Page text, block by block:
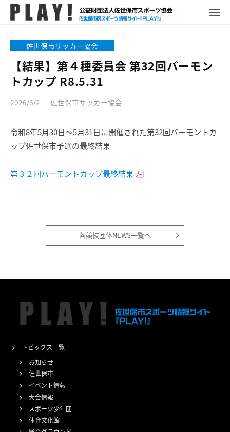
L
A
!
世
ス
ポ
ー
情
報
イ
メ
佐世保市サッカー協会
【結果】第４種委員会 第32回バーモン
トカップ R8.5.31
2026/6/2 ｜ 佐世保市サッカー協会
令和8年5月30日～5月31日に開催された第32回バーモントカ
ップ佐世保市予選の最終結果
第３２回バーモントカップ最終結果
各競技団体NEWS一覧へ
トピックス一覧
お知らせ
佐世保市
イベント情報
大会情報
スポーツ少年団
体育文化館
P
L
Y
!
ュ
ー